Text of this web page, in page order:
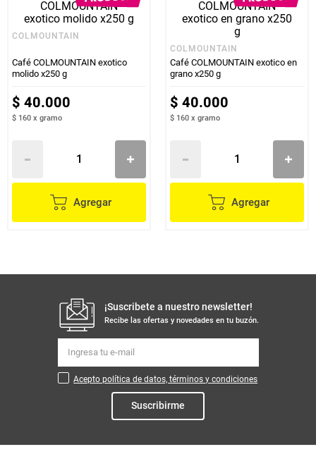
COLMOUNTAIN
Café COLMOUNTAIN exotico
molido x250 g
$ 40.000
$ 160 x gramo
Agregar
COLMOUNTAIN
Café COLMOUNTAIN exotico en
grano x250 g
$ 40.000
$ 160 x gramo
Agregar
¡Suscribete a nuestro newsletter!
Recibe las ofertas y novedades en tu buzón.
Acepto política de datos, términos y condiciones
Suscribirme